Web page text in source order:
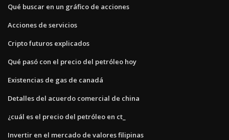
Qué buscar en un gráfico de acciones
Acciones de servicios
Cripto futuros explicados
Qué pasó con el precio del petróleo hoy
Existencias de gas de canadá
Detalles del acuerdo comercial de china
¿cuál es el precio del petróleo en ct_
Invertir en el mercado de valores filipinas